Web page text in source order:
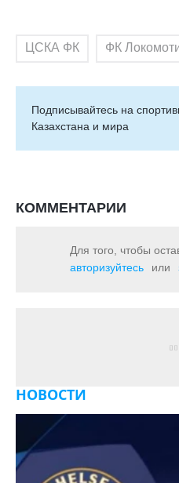
ЦСКА ФК ФК
Подписывайтесь на
Казахстана и мира
КОММЕНТАРИИ
Для того, чтобы
авторизуйтесь
или
НОВОСТИ